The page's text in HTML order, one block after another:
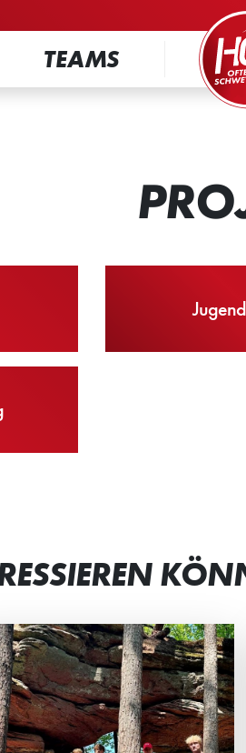
TEAMS
STRAHLENDE GESICHTER
BEI JUNG UND ALT
Beim Eltern-Kind-Turnier der HG-
Minis standen vor allem der